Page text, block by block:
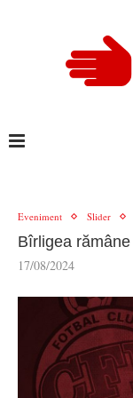
Eveniment Slider
Bîrligea
17/08/2024